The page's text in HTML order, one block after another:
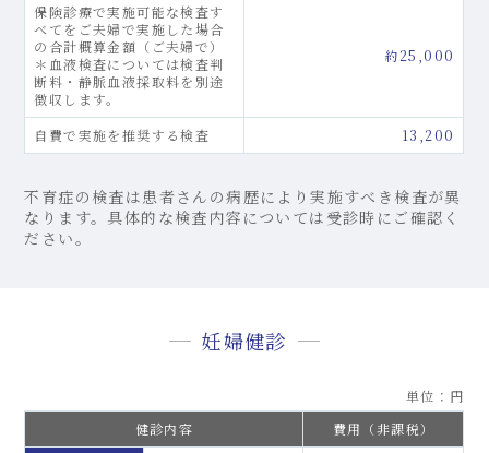
保険診療で実施可能な検査す
べてをご夫婦で実施した場合
の合計概算金額（ご夫婦で）
＊血液検査については検査判
断料・静脈血液採取料を別途
徴収します。
約25,000
自費で実施を推奨する検査 13,200
不育症の検査は患者さんの病歴により実施すべき検査が異
なります。具体的な検査内容については受診時にご確認く
ださい。
妊婦健診
単位：円
健診内容
費用（非課税）